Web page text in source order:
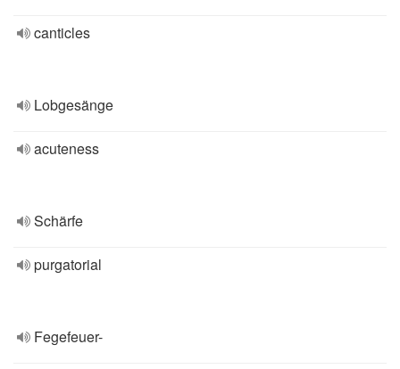
canticles
Lobgesänge
acuteness
Schärfe
purgatorial
Fegefeuer-